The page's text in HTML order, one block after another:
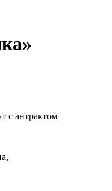
с антрактом